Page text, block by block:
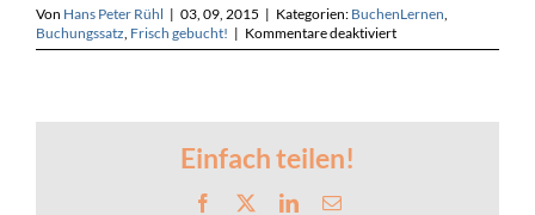
Von Hans Peter Rühl | 03, 09, 2015 | Kategorien: BuchenLernen
Buchungssatz Frisch gebucht! | Kommentare deaktiviertfür
Gehaltszahlung
gleichen
Einfach teilen!
Facebook LinkedIn
E-